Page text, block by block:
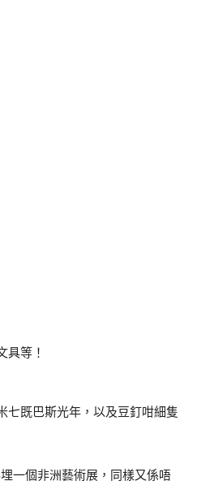
具等！
七既巴斯光年，以及豆釘咁細隻
一個非洲藝術展，同樣又係唔